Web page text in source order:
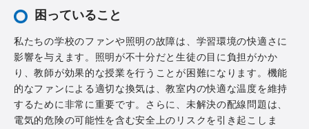
困っていること
私たちの学校のファンや照明の故障は、学習環境の快適さに
影響を与えます。照明が不十分だと生徒の目に負担がかか
り、教師が効果的な授業を行うことが困難になります。機能
的なファンによる適切な換気は、教室内の快適な温度を維持
するために非常に重要です。さらに、未解決の配線問題は、
電気的危険の可能性を含む安全上のリスクを引き起こしま